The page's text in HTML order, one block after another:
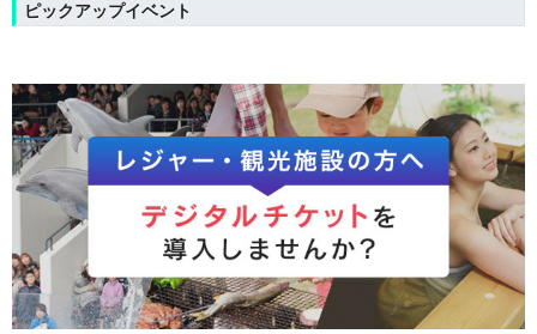
ピックアップイベント